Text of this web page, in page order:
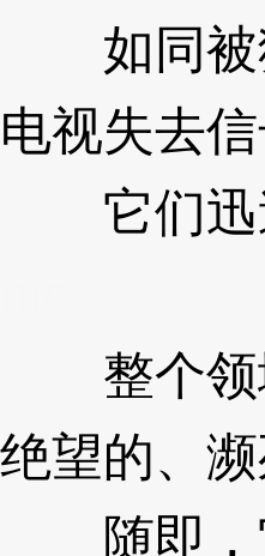
如同被
电视失去
它们迅
整个领
绝望的、
随即，